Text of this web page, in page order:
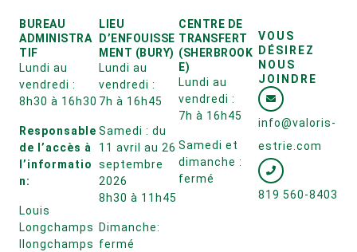
BUREAU
ADMINISTRA
TIF
Lundi au
vendredi :
8h30 à 16h30
Responsable
de l’accès à
l’informatio
n:
Louis
Longchamps
llongchamps
LIEU
D’ENFOUISSE
MENT (BURY)
Lundi au
vendredi :
7h à 16h45
Samedi : du
11 avril au 26
septembre
2026
8h30 à 11h45
Dimanche:
fermé
CENTRE DE
TRANSFERT
(SHERBROOK
E)
Lundi au
vendredi :
7h à 16h45
Samedi et
dimanche :
fermé
VOUS
DÉSIREZ
NOUS
JOINDRE
info@valoris-
estrie.com
819 560-8403